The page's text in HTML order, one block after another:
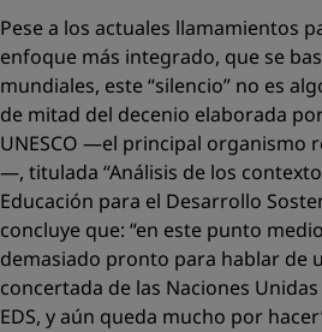
Pese a los actuales llamamientos
enfoque más integrado, que se
mundiales, este “silencio” no es
de mitad del decenio elaborada
UNESCO —el principal organismo
—, titulada “Análisis de los
Educación para el Desarrollo
concluye que: “en este punto
demasiado pronto para hablar de
concertada de las Naciones
EDS, y aún queda mucho por